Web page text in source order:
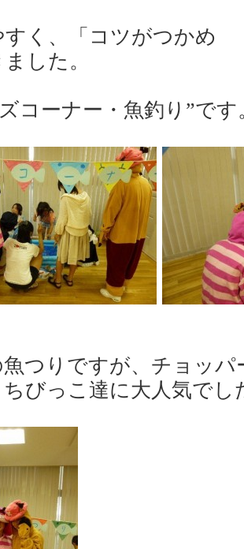
すく、「コツがつか
した。
コーナー・魚釣り”です
つりですが、チョッ
ちびっこ達に大人気でし